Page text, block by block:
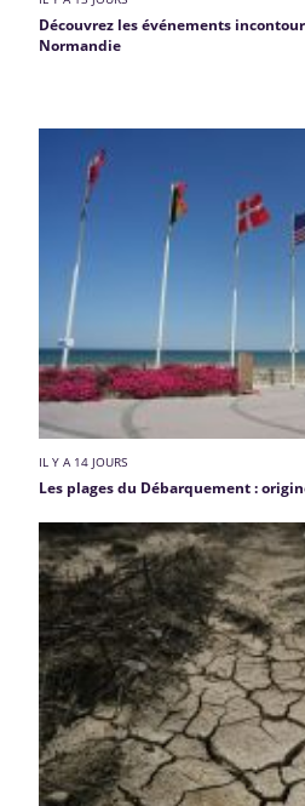
Découvrez les événements
Normandie
IL Y A 14 JOURS
Les plages du Débarquement :